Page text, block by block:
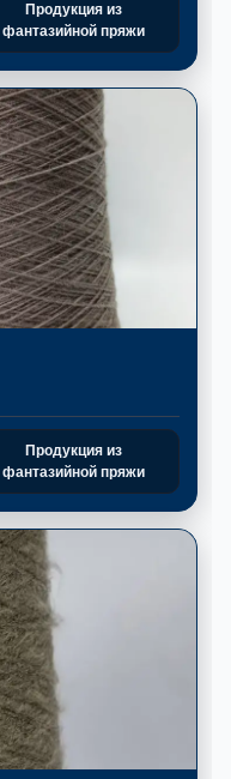
Продукция из
фантазийной пряжи
Продукция из
фантазийной пряжи